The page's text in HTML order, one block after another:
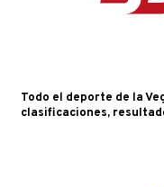
Todo el deporte de la
clasificaciones,